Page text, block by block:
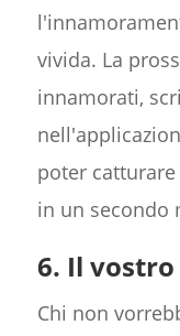
vivida. La
innamorati,
poter
in un secondo
6. Il vostro
Chi non